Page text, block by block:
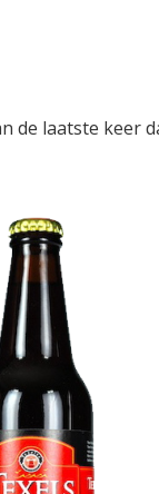
de laatste keer